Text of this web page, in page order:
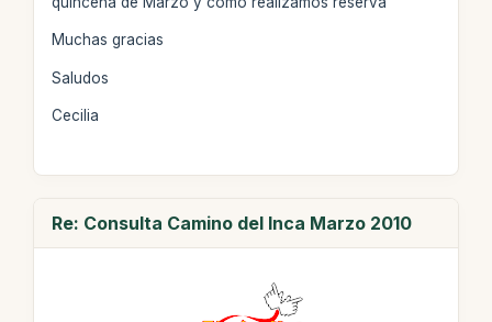
Muchas gracias
Saludos
Cecilia
Re: Consulta Camino del Inca Marzo 2010